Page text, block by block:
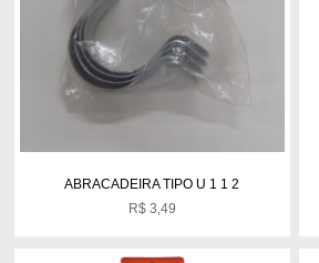
ABRACADEIRA TIPO U 1 1 2
R$3,49